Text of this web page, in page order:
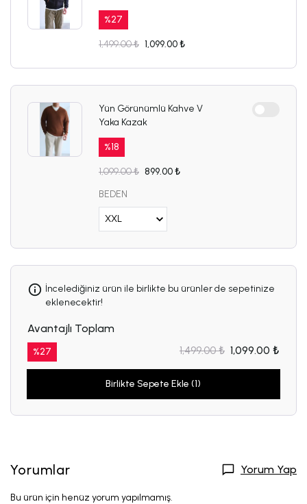
%27
1,499.00 ₺ 1,099.00 ₺
Yün Görünümlü Kahve V
Yaka Kazak
%18
1,099.00 ₺ 899.00 ₺
BEDEN
İncelediğiniz ürün ile birlikte bu ürünler de sepetinize
eklenecektir!
Avantajlı Toplam
%27 1,499.00 ₺ 1,099.00 ₺
Birlikte Sepete Ekle (1)
Yorumlar Yorum Yap
Bu ürün için henüz yorum yapılmamış.